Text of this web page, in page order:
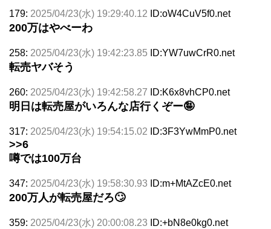
179: 2025/04/23(水) 19:29:40.12 ID:oW4CuV5f0.net
200万はやべーわ
258: 2025/04/23(水) 19:42:23.85 ID:YW7uwCrR0.net
転売ヤバそう
260: 2025/04/23(水) 19:42:58.27 ID:K6x8vhCP0.net
明日は転売屋がいろんな店行くぞー🤪
317: 2025/04/23(水) 19:54:15.02 ID:3F3YwMmP0.net
>>6
噂では100万台
347: 2025/04/23(水) 19:58:30.93 ID:m+MtAZcE0.net
200万人が転売屋だろ🙄
359: 2025/04/23(水) 20:00:08.23 ID:+bN8e0kg0.net